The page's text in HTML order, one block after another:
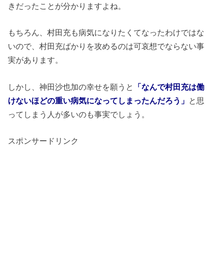
きだったことが分かりますよね。
もちろん、村田充も病気になりたくてなったわけではな
いので、村田充ばかりを攻めるのは可哀想でならない事
実があります。
しかし、神田沙也加の幸せを願うと
「なんで村田充は働
けないほどの重い病気になってしまったんだろう」 と思
ってしまう人が多いのも事実でしょう。
スポンサードリンク